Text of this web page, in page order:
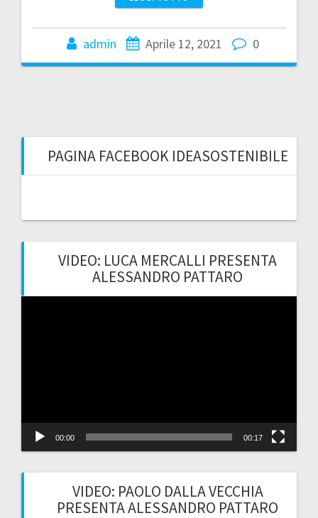
admin Aprile 12, 2021 0
PAGINA FACEBOOK IDEASOSTENIBILE
VIDEO: LUCA MERCALLI PRESENTA
ALESSANDRO PATTARO
00:00 00:17
VIDEO: PAOLO DALLA VECCHIA
PRESENTA ALESSANDRO PATTARO